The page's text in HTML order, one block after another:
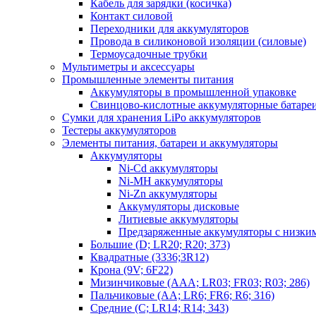
Кабель для зарядки (косичка)
Контакт силовой
Переходники для аккумуляторов
Провода в силиконовой изоляции (силовые)
Термоусадочные трубки
Мультиметры и аксессуары
Промышленные элементы питания
Аккумуляторы в промышленной упаковке
Свинцово-кислотные аккумуляторные
Сумки для хранения LiPo аккумуляторов
Тестеры аккумуляторов
Элементы питания, батареи и аккумуляторы
Аккумуляторы
Ni-Cd аккумуляторы
Ni-MH аккумуляторы
Ni-Zn аккумуляторы
Аккумуляторы дисковые
Литиевые аккумуляторы
Предзаряженные аккумуляторы с
Большие (D; LR20; R20; 373)
Квадратные (3336;3R12)
Крона (9V; 6F22)
Мизинчиковые (AAA; LR03; FR03; R03; 286)
Пальчиковые (AA; LR6; FR6; R6; 316)
Средние (C; LR14; R14; 343)